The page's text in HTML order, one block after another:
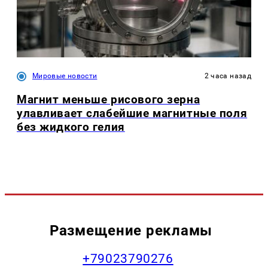
Мировые новости 2 часа назад
Магнит меньше рисового зерна
улавливает слабейшие магнитные поля
без жидкого гелия
Размещение рекламы
+79023790276